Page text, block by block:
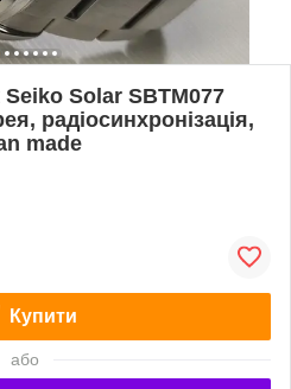
Solar SBTM077
радіосинхронізація,
made
Купити
або